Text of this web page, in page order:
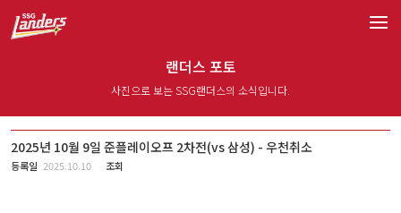
랜더스 포토
사진으로 보는 SSG랜더스의 소식입니다.
2025년 10월 9일 준플레이오프 2차전(vs 삼성) - 우천취소
등록일 2025.10.10 조회